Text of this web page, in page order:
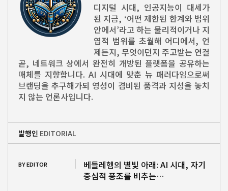
디지털 시대, 인공지능이 대세가
된 지금, ‘어떤 제한된 한계와 범위
안에서’라고 하는 물리적이거나 지
엽적 범위를 초월해 어디에서, 언
제든지, 무엇이던지 주고받는 연결
곧, 네트워크 상에서 완전히 개방된 플랫폼을 공유하는
매체를 지향합니다. AI 시대에 맞춘 뉴 패러다임으로써
브랜딩을 추구해가되 영성이 겸비된 품격과 지성을 놓치
지 않는 언론사입니다.
발행인 EDITORIAL
BY EDITOR
베들레헴의 별빛 아래: AI 시대, 자기
중심적 풍조를 비추는…